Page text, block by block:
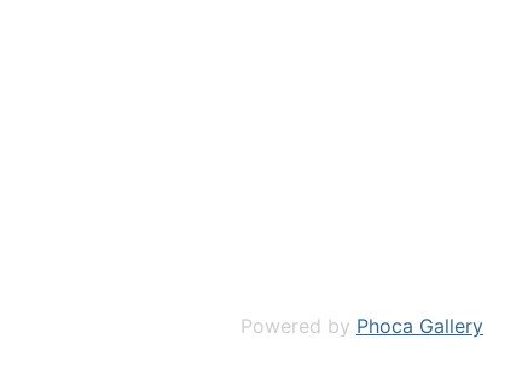
Powered by Phoca Gallery